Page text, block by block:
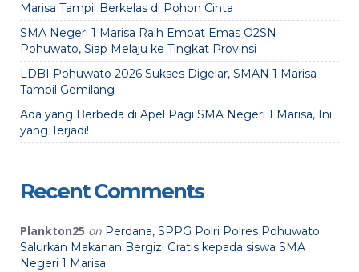
Marisa Tampil Berkelas di Pohon Cinta
SMA Negeri 1 Marisa Raih Empat Emas O2SN
Pohuwato, Siap Melaju ke Tingkat Provinsi
LDBI Pohuwato 2026 Sukses Digelar, SMAN 1 Marisa
Tampil Gemilang
Ada yang Berbeda di Apel Pagi SMA Negeri 1 Marisa, Ini
yang Terjadi!
Recent Comments
Plankton25 on Perdana, SPPG Polri Polres Pohuwato
Salurkan Makanan Bergizi Gratis kepada siswa SMA
Negeri 1 Marisa